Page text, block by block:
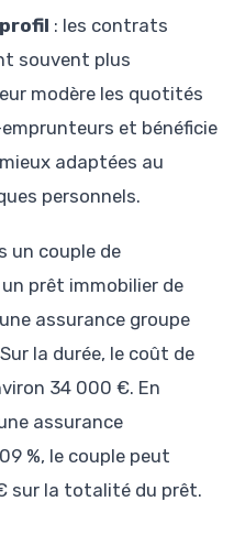
: les contrats
souvent plus
modère les quotités
et bénéficie
adaptées au
personnels.
un couple de
prêt immobilier de
assurance groupe
la durée, le coût de
34 000 €. En
assurance
%, le couple peut
sur la totalité du prêt.